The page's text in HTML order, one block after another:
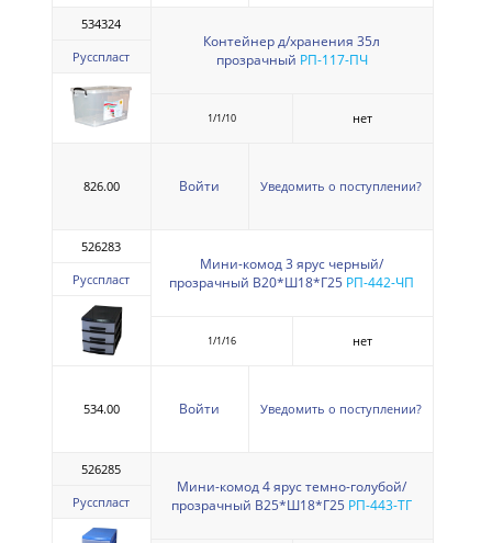
534324
Русспласт
Контейнер д/хранения 35л
прозрачный РП-117-ПЧ
1/1/10 нет
826.00 Войти Уведомить о поступлении?
526283
Русспласт
Мини-комод 3 ярус черный/
прозрачный В20*Ш18*Г25 РП-442-ЧП
1/1/16 нет
534.00 Войти Уведомить о поступлении?
526285
Русспласт
Мини-комод 4 ярус темно-голубой/
прозрачный В25*Ш18*Г25 РП-443-ТГ